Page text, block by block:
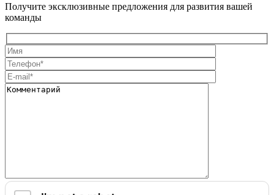
Получите эксклюзивные предложения для развития вашей
команды